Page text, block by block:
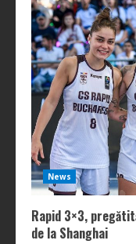
News
Rapid 3×3,
de la Shanghai